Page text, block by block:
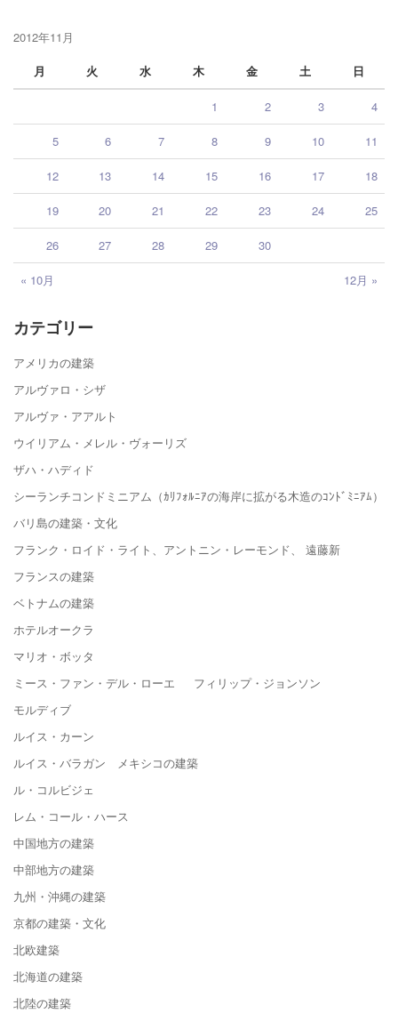
2012年11月
月
火 水 木 金 土 日
« 10月 12月 »
1 2 3 4
5 6 7 8 9 10 11
12 13 14 15 16 17 18
19 20 21 22 23 24 25
26 27 28 29 30
カテゴリー
アメリカの建築
アルヴァロ・シザ
アルヴァ・アアルト
ウイリアム・メレル・ヴォーリズ
ザハ・ハディド
シーランチコンドミニアム（ｶﾘﾌｫﾙﾆｱの海岸に拡がる木造のｺﾝﾄﾞﾐﾆｱﾑ）
バリ島の建築・文化
フランク・ロイド・ライト、アントニン・レーモンド、 遠藤新
フランスの建築
ベトナムの建築
ホテルオークラ
マリオ・ボッタ
ミース・ファン・デル・ローエ フィリップ・ジョンソン
モルディブ
ルイス・カーン
ルイス・バラガン メキシコの建築
ル・コルビジェ
レム・コール・ハース
中国地方の建築
中部地方の建築
九州・沖縄の建築
京都の建築・文化
北欧建築
北海道の建築
北陸の建築